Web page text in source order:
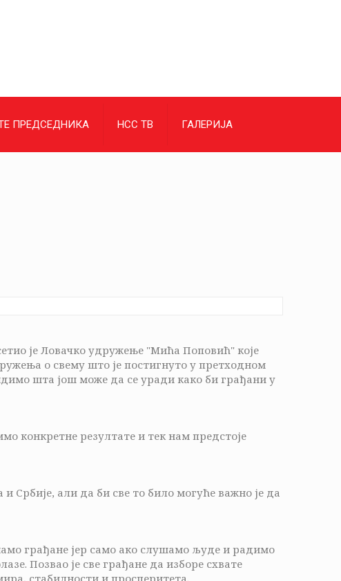
ПРЕДСЕДНИКА НСС ТВ ГАЛЕРИЈА
је Ловачко удружење "Мића Поповић" које
о свему што је постигнуто у претходном
шта још може да се уради како би грађани у
конкретне резултате и тек нам предстоје
Србије, али да би све то било могуће важно је да
грађане јер само ако слушамо људе и радимо
Позвао је све грађане да изборе схвате
стабилности и просперитета.